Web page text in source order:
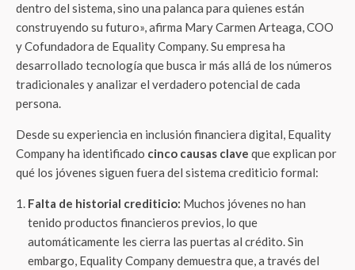
dentro del sistema, sino una palanca para quienes están
construyendo su futuro», afirma Mary Carmen Arteaga, COO
y Cofundadora de Equality Company. Su empresa ha
desarrollado tecnología que busca ir más allá de los números
tradicionales y analizar el verdadero potencial de cada
persona.
Desde su experiencia en inclusión financiera digital, Equality
Company ha identificado cinco causas clave que explican por
qué los jóvenes siguen fuera del sistema crediticio formal:
Falta de historial crediticio: Muchos jóvenes no han
tenido productos financieros previos, lo que
automáticamente les cierra las puertas al crédito. Sin
embargo, Equality Company demuestra que, a través del